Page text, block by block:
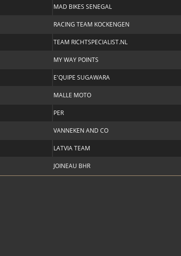
MAD BIKES SENEGAL
RACING TEAM KOCKENGEN
TEAM RICHTSPECIALIST.NL
MY WAY POINTS
E'QUIPE SUGAWARA
MALLE MOTO
PER
VANNEKEN AND CO
LATVIA TEAM
JOINEAU BHR